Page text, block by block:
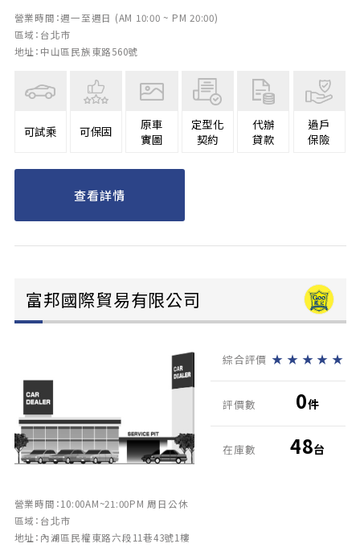
營業時間：週一至週日 (AM 10:00 ~ PM 20:00)
區域：台北市
地址：中山區民族東路560號
可試乘 可保固
原車
實圖
定型化
契約
代辦
貸款
過戶
保險
查看詳情
富邦國際貿易有限公司
營業時間：10:00AM~21:00PM 周日公休
區域：台北市
地址：內湖區民權東路六段11巷43號1樓
綜合評價 ★ ★ ★ ★ ★
評價數 0件
在庫數 48台